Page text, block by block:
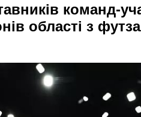
команд-
області з